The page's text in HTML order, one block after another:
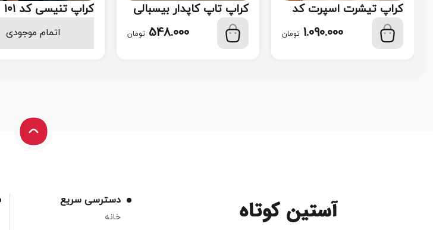
کراپ تیشرت اسپرت کد
117
1.090.000 تومان
کراپ تاپ کاپدار بیسبالی
کد 116
548.000 تومان
کراپ تنیسی کد ۱۰۱
438.000
اتمام موجودی
دسترسی سریع
خانه